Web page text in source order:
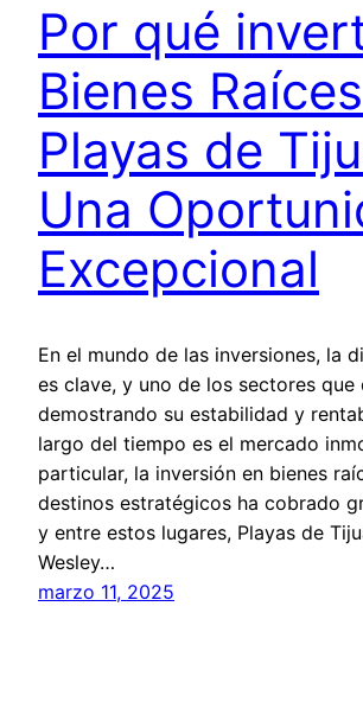
Por qué
Bienes
Playas de
Una
Excepcional
En el mundo de las inversiones, la
es clave, y uno de los sectores que
demostrando su estabilidad y
largo del tiempo es el mercado
particular, la inversión en bienes
destinos estratégicos ha cobrado
y entre estos lugares, Playas de
Wesley…
marzo 11, 2025